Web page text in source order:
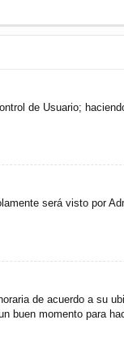
de Usuario;
será visto por
de acuerdo a su
buen momento para